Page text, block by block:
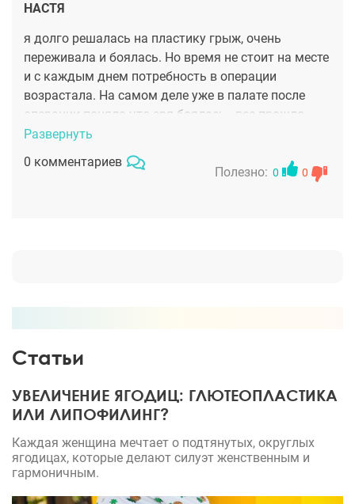
НАСТЯ
я долго решалась на пластику грыж, очень
переживала и боялась. Но время не стоит на месте
и с каждым днем потребность в операции
возрастала. На самом деле уже в палате после
операции поняла что зря боялась - все прошло
очень быстро, ничего не болело не жгло. Синяки
были ,да. Но после снятия швов я их скрывала
тональником и на работе никто даже ничего не
Развернуть
0 комментариев
Полезно: 0 0
Статьи
УВЕЛИЧЕНИЕ ЯГОДИЦ: ГЛЮТЕОПЛАСТИКА
ИЛИ ЛИПОФИЛИНГ?
Каждая женщина мечтает о подтянутых, округлых
ягодицах, которые делают силуэт женственным и
гармоничным.